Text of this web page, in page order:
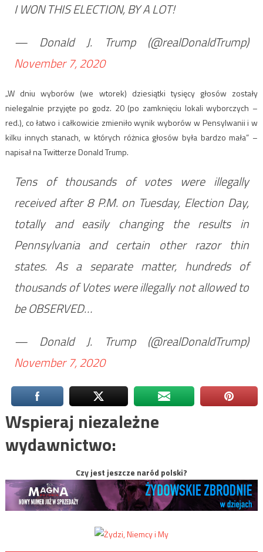
I WON THIS ELECTION, BY A LOT!
— Donald J. Trump (@realDonaldTrump)
November 7, 2020
„W dniu wyborów (we wtorek) dziesiątki tysięcy głosów zostały
nielegalnie przyjęte po godz. 20 (po zamknięciu lokali wyborczych –
red.), co łatwo i całkowicie zmieniło wynik wyborów w Pensylwanii i w
kilku innych stanach, w których różnica głosów była bardzo mała” –
napisał na Twitterze Donald Trump.
Tens of thousands of votes were illegally
received after 8 P.M. on Tuesday, Election Day,
totally and easily changing the results in
Pennsylvania and certain other razor thin
states. As a separate matter, hundreds of
thousands of Votes were illegally not allowed to
be OBSERVED…
— Donald J. Trump (@realDonaldTrump)
November 7, 2020
Wspieraj niezależne
wydawnictwo:
Czy jest jeszcze naród polski?